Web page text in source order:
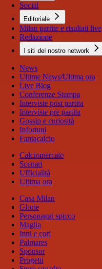
Social
Editoriale
Milan partite e risultati live
Redazione
I siti del nostro network
News
Ultime News/Ultima ora
Live Blog
Conferenze Stampa
Interviste post partita
Interviste pre partita
Gossip e curiosità
Infortuni
Fantacalcio
Calciomercato
Scenari
Ufficialità
Ultima ora
Casa Milan
Glorie
Personaggi spicco
Maglia
Inni e cori
Palmares
Sponsor
Progetti